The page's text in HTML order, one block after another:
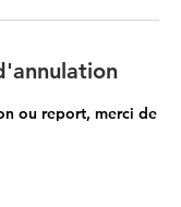
ou report, merci de